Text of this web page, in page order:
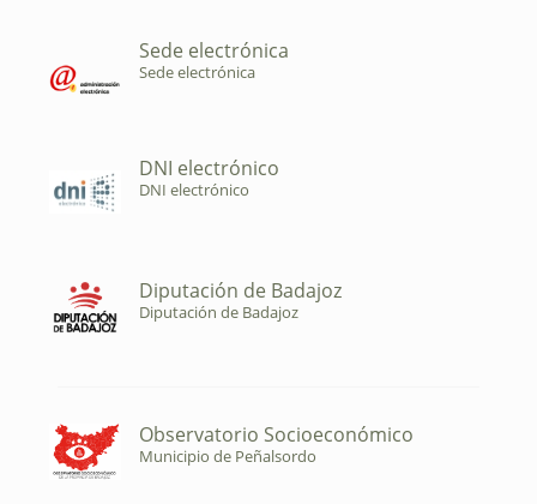
Sede electrónica
Sede electrónica
DNI electrónico
DNI electrónico
Diputación de Badajoz
Diputación de Badajoz
Observatorio Socioeconómico
Municipio de Peñalsordo